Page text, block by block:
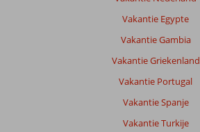
Vakantie Egypte
Vakantie Gambia
Vakantie Griekenland
Vakantie Portugal
Vakantie Spanje
Vakantie Turkije